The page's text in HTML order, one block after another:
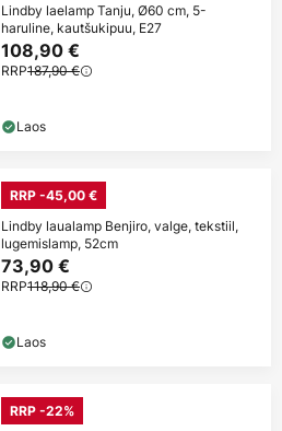
Lindby laelamp Tanju, Ø60 cm, 5-
haruline, kautšukipuu, E27
108,90 €
RRP187,90 €
Laos
RRP -45,00 €
Lindby laualamp Benjiro, valge, tekstiil,
lugemislamp, 52cm
73,90 €
RRP118,90 €
Laos
RRP -22%